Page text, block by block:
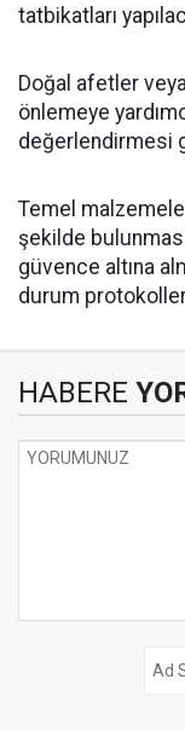
tatbikatları
Doğal afetler
önlemeye
değerlendirmesi
Temel
şekilde
güvence altına
durum
HABERE